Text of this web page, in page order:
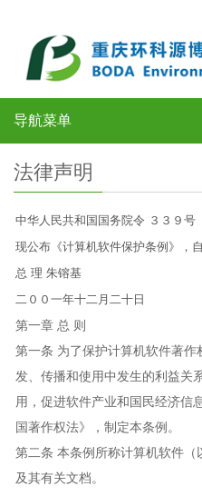
导航菜单
法律声明
中华人民共和国国务院令 ３３９号
现公布《计算机软件保护条例》，
总 理 朱镕基
二００一年十二月二十日
第一章 总 则
第一条 为了保护计算机软件著
发、传播和使用中发生的利益关
用，促进软件产业和国民经济信
国著作权法》，制定本条例。
第二条 本条例所称计算机软件
及其有关文档。